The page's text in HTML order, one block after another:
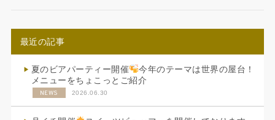
最近の記事
夏のビアパーティー開催
今年のテーマは世界の屋台！
メニューをちょこっとご紹介
NEWS 2026.06.30